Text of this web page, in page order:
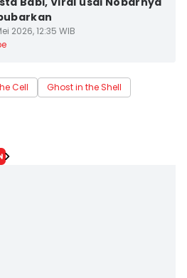
2026, 12:35 WIB
Cell Ghost in the Shell